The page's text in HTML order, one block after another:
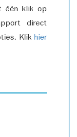
één klik op
direct
Klik hier